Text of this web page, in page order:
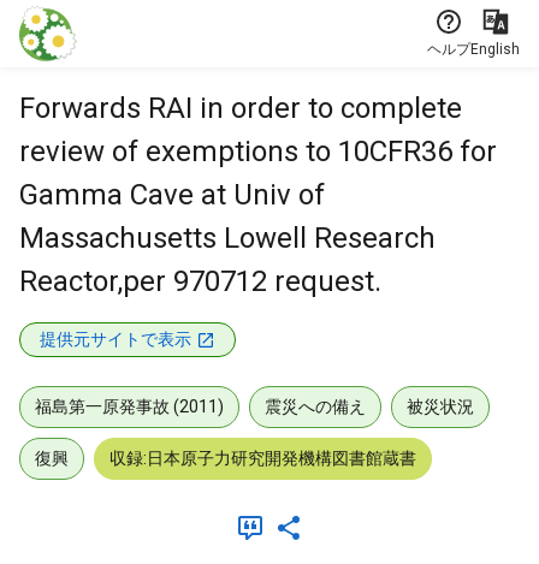
本文に飛ぶ
ヘルプEnglish
Forwards RAI in order to complete
review of exemptions to 10CFR36 for
Gamma Cave at Univ of
Massachusetts Lowell Research
Reactor,per 970712 request.
提供元サイトで表示
福島第一原発事故 (2011) 震災への備え 被災状況
復興 収録:日本原子力研究開発機構図書館蔵書